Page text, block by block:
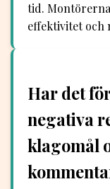
tid.
effektivitet och
Har det
negativa
klagomål